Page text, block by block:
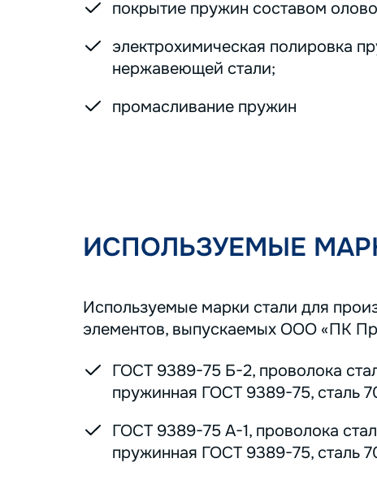
покрытие пружин составом
электрохимическая полировка
нержавеющей стали;
промасливание пружин
ИСПОЛЬЗУЕМЫЕ
Используемые марки стали для
элементов, выпускаемых ООО «ПК
ГОСТ 9389-75 Б-2, проволока
пружинная ГОСТ 9389-75, сталь
ГОСТ 9389-75 А-1, проволока
пружинная ГОСТ 9389-75, сталь